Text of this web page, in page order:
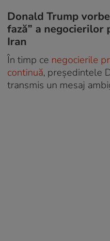
Donald Trump
fază” a negocierilor
Iran
În timp ce negocierile
continuă, președintele
transmis un mesaj